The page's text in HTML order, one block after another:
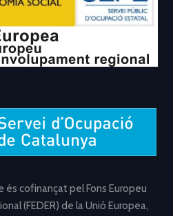
és cofinançat pel Fons Europeu
(FEDER) de la Unió Europea,